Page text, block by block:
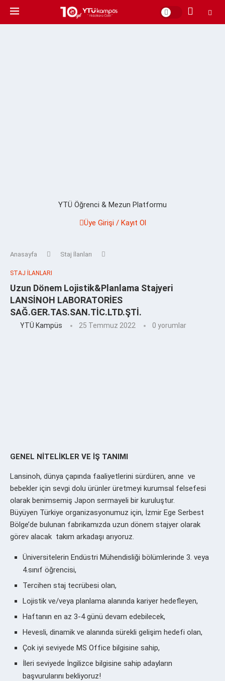
YTÜ Öğrenci & Mezun Platformu
Üye Girişi / Kayıt Ol
Anasayfa Staj İlanları
STAJ İLANLARI
Uzun Dönem Lojistik&Planlama Stajyeri
LANSİNOH LABORATORİES
SAĞ.GER.TAS.SAN.TİC.LTD.ŞTİ.
YTÜ Kampüs 25 Temmuz 2022 0 yorumlar
GENEL NİTELİKLER VE İŞ TANIMI
Lansinoh, dünya çapında faaliyetlerini sürdüren, anne ve
bebekler için sevgi dolu ürünler üretmeyi kurumsal felsefesi
olarak benimsemiş Japon sermayeli bir kuruluştur.
Büyüyen Türkiye organizasyonumuz için, İzmir Ege Serbest
Bölge’de bulunan fabrikamızda uzun dönem stajyer olarak
görev alacak takım arkadaşı arıyoruz.
Üniversitelerin Endüstri Mühendisliği bölümlerinde 3. veya
4.sınıf öğrencisi,
Tercihen staj tecrübesi olan,
Lojistik ve/veya planlama alanında kariyer hedefleyen,
Haftanın en az 3-4 günü devam edebilecek,
Hevesli, dinamik ve alanında sürekli gelişim hedefi olan,
Çok iyi seviyede MS Office bilgisine sahip,
İleri seviyede İngilizce bilgisine sahip adayların
başvurularını bekliyoruz!